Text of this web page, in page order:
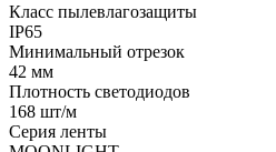
Класс пылевлагозащиты
IP65
Минимальный отрезок
42 мм
Плотность светодиодов
168 шт/м
Серия ленты